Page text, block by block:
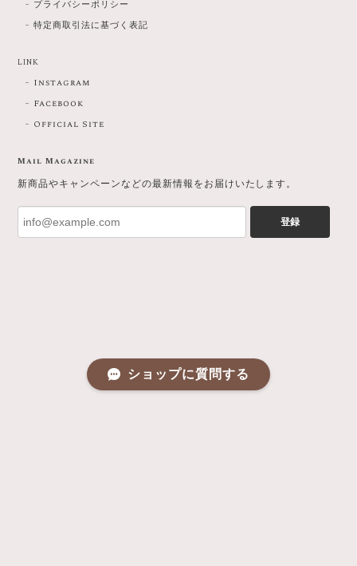
プライバシーポリシー
特定商取引法に基づく表記
LINK
Instagram
Facebook
Official Site
Mail Magazine
新商品やキャンペーンなどの最新情報をお届けいたします。
登録
ショップに質問する